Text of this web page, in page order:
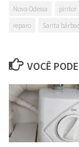
Nova Odessa
pintor
reparo
Santa
VOCÊ